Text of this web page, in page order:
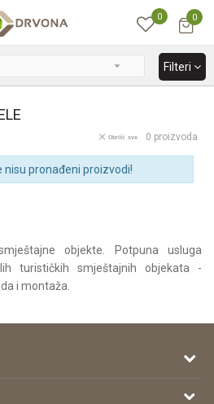
0 0
Filteri
0 proizvoda
Obriši sve
pronađeni proizvodi!
objekte. Potpuna usluga
turističkih smještajnih objekata -
i montaža.